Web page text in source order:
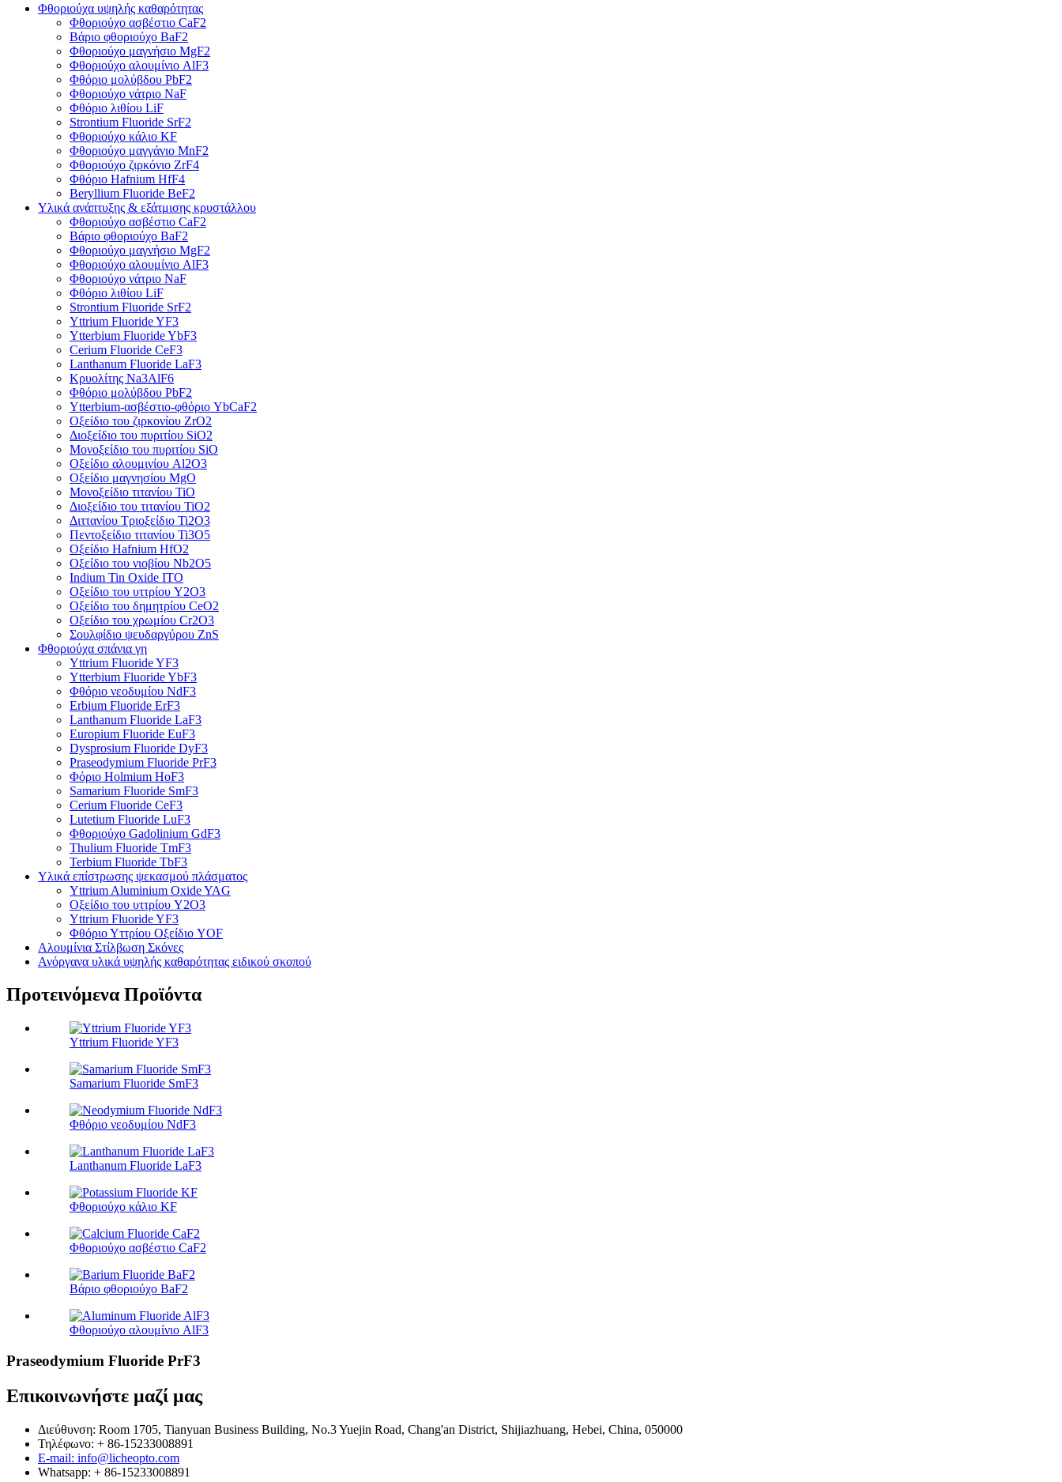
Φθοριούχα υψηλής καθαρότητας
Φθοριούχο ασβέστιο CaF2
Βάριο φθοριούχο BaF2
Φθοριούχο μαγνήσιο MgF2
Φθοριούχο αλουμίνιο AlF3
Φθόριο μολύβδου PbF2
Φθοριούχο νάτριο NaF
Φθόριο λιθίου LiF
Strontium Fluoride SrF2
Φθοριούχο κάλιο KF
Φθοριούχο μαγγάνιο MnF2
Φθοριούχο ζιρκόνιο ZrF4
Φθόριο Hafnium HfF4
Beryllium Fluoride BeF2
Υλικά ανάπτυξης & εξάτμισης κρυστάλλου
Φθοριούχο ασβέστιο CaF2
Βάριο φθοριούχο BaF2
Φθοριούχο μαγνήσιο MgF2
Φθοριούχο αλουμίνιο AlF3
Φθοριούχο νάτριο NaF
Φθόριο λιθίου LiF
Strontium Fluoride SrF2
Yttrium Fluoride YF3
Ytterbium Fluoride YbF3
Cerium Fluoride CeF3
Lanthanum Fluoride LaF3
Κρυολίτης Na3AlF6
Φθόριο μολύβδου PbF2
Ytterbium-ασβέστιο-φθόριο YbCaF2
Οξείδιο του ζιρκονίου ZrO2
Διοξείδιο του πυριτίου SiO2
Μονοξείδιο του πυριτίου SiO
Οξείδιο αλουμινίου Al2O3
Οξείδιο μαγνησίου MgO
Μονοξείδιο τιτανίου TiO
Διοξείδιο του τιτανίου TiO2
Διττανίου Τριοξείδιο Ti2O3
Πεντοξείδιο τιτανίου Ti3O5
Οξείδιο Hafnium HfO2
Οξείδιο του νιοβίου Nb2O5
Indium Tin Oxide ITO
Οξείδιο του υττρίου Y2O3
Οξείδιο του δημητρίου CeO2
Οξείδιο του χρωμίου Cr2O3
Σουλφίδιο ψευδαργύρου ZnS
Φθοριούχα σπάνια γη
Yttrium Fluoride YF3
Ytterbium Fluoride YbF3
Φθόριο νεοδυμίου NdF3
Erbium Fluoride ErF3
Lanthanum Fluoride LaF3
Europium Fluoride EuF3
Dysprosium Fluoride DyF3
Praseodymium Fluoride PrF3
Φόριο Holmium HoF3
Samarium Fluoride SmF3
Cerium Fluoride CeF3
Lutetium Fluoride LuF3
Φθοριούχο Gadolinium GdF3
Thulium Fluoride TmF3
Terbium Fluoride TbF3
Υλικά επίστρωσης ψεκασμού πλάσματος
Yttrium Aluminium Oxide YAG
Οξείδιο του υττρίου Y2O3
Yttrium Fluoride YF3
Φθόριο Υττρίου Οξείδιο YOF
Αλουμίνια Στίλβωση Σκόνες
Ανόργανα υλικά υψηλής καθαρότητας ειδικού σκοπού
Προτεινόμενα Προϊόντα
Yttrium Fluoride YF3
Samarium Fluoride SmF3
Φθόριο νεοδυμίου NdF3
Lanthanum Fluoride LaF3
Φθοριούχο κάλιο KF
Φθοριούχο ασβέστιο CaF2
Βάριο φθοριούχο BaF2
Φθοριούχο αλουμίνιο AlF3
Praseodymium Fluoride PrF3
Επικοινωνήστε μαζί μας
Διεύθυνση: Room 1705, Tianyuan Business Building, No.3 Yuejin Road, Chang'an District, Shijiazhuang, Hebei, China, 050000
Τηλέφωνο: + 86-15233008891
E-mail: info@licheopto.com
Whatsapp: + 86-15233008891